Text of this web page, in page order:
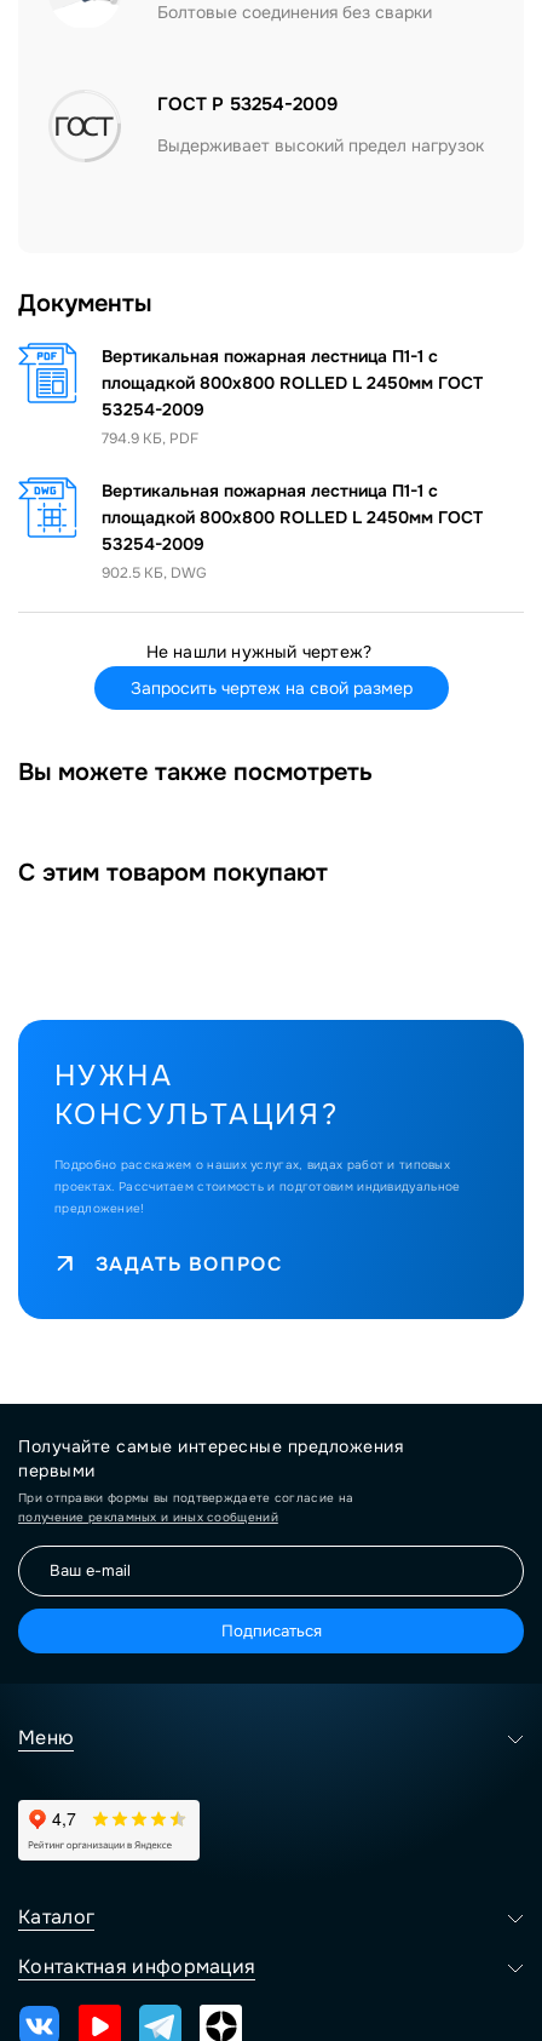
Болтовые соединения без сварки
ГОСТ Р 53254-2009
Выдерживает высокий предел нагрузок
Документы
Вертикальная пожарная лестница П1-1 с
площадкой 800х800 ROLLED L 2450мм ГОСТ
53254-2009
794.9 КБ, PDF
Вертикальная пожарная лестница П1-1 с
площадкой 800х800 ROLLED L 2450мм ГОСТ
53254-2009
902.5 КБ, DWG
Не нашли нужный чертеж?
Запросить чертеж на свой размер
Вы можете также посмотреть
С этим товаром покупают
НУЖНА
КОНСУЛЬТАЦИЯ?
Подробно расскажем о наших услугах, видах работ и типовых
проектах. Рассчитаем стоимость и подготовим индивидуальное
предложение!
ЗАДАТЬ ВОПРОС
Получайте самые интересные предложения
первыми
При отправки формы вы подтверждаете согласие на
получение рекламных и иных сообщений
Подписаться
Меню
Каталог
Контактная информация